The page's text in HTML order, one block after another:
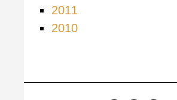
2011
2010